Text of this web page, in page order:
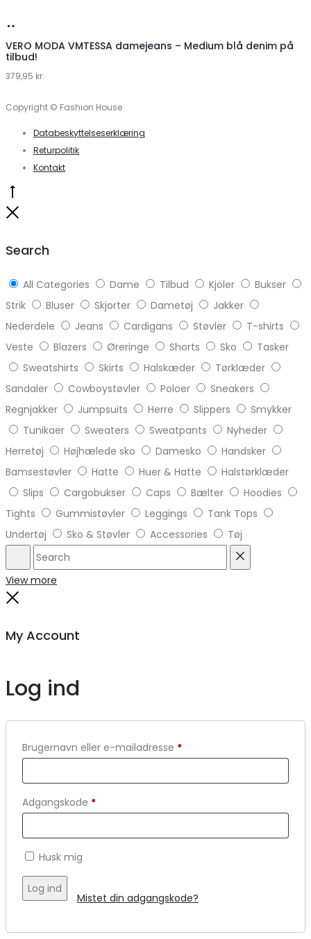
hos
VERO MODA VMTESSA damejeans – Medium blå denim på
tilbud!
379,95 kr.
Copyright © Fashion House
Databeskyttelseserklæring
Returpolitik
Kontakt
Search
All Categories Dame Tilbud Kjoler
Bukser
Strik
Bluser Skjorter Dametøj
Jakker
Nederdele
Jeans Cardigans Støvler
T-shirts
Veste
Blazers Øreringe Shorts Sko
Tasker
Sweatshirts
Skirts Halskæder
Tørklæder
Sandaler
Cowboystøvler Poloer
Sneakers
Regnjakker
Jumpsuits Herre Slippers
Smykker
Tunikaer
Sweaters Sweatpants
Nyheder
Herretøj
Højhælede sko Damesko
Handsker
Bamsestøvler
Hatte Huer & Hatte
Halstørklæder
Slips
Cargobukser Caps Bælter
Hoodies
Tights
Gummistøvler Leggings
Tank Tops
Undertøj
Sko & Støvler Accessories Tøj
Search
View more
My Account
Log ind
Brugernavn eller e-mailadresse *
Adgangskode *
Husk mig
Log ind
Mistet din adgangskode?